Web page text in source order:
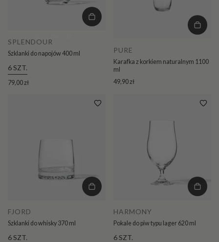
SPLENDOUR
Szklanki do napojów 400 ml
6 SZT.
79,00 zł
PURE
Karafka z korkiem naturalnym 1100
ml
49,90 zł
FJORD
Szklanki do whisky 370 ml
6 SZT.
HARMONY
Pokale do piw typu lager 620 ml
6 SZT.